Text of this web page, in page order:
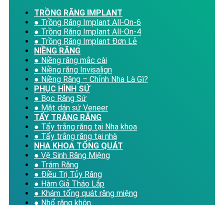
TRỒNG RĂNG IMPLANT
● Trồng Răng Implant All-On-6
● Trồng Răng Implant All-On-4
● Trồng Răng Implant Đơn Lẻ
NIỀNG RĂNG
● Niềng răng mắc cài
● Niềng răng Invisalign
● Niềng Răng – Chỉnh Nha Là Gì?
PHỤC HÌNH SỨ
● Bọc Răng Sứ
● Mặt dán sứ Veneer
TẨY TRẮNG RĂNG
● Tẩy trắng răng tại Nha khoa
● Tẩy trắng răng tại nhà
NHA KHOA TỔNG QUÁT
● Vệ Sinh Răng Miệng
● Trám Răng
● Điều Trị Tủy Răng
● Hàm Giả Tháo Lắp
● Khám tổng quát răng miệng
● Nhổ răng khôn